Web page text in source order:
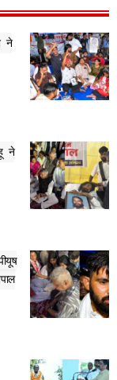
ने
ने